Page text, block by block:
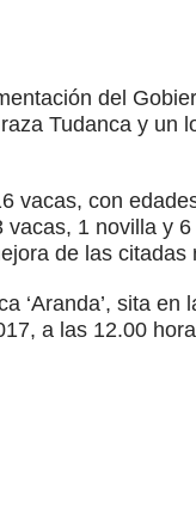
del
Tudanca y un
vacas, con
1 novilla y
de las citadas
‘Aranda’, sita
a las 12.00